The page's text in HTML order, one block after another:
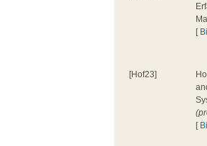
[
[Hof23]
[